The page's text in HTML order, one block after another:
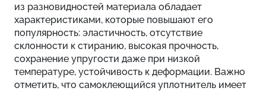
из разновидностей материала обладает
характеристиками, которые повышают его
популярность: эластичность, отсутствие
склонности к стиранию, высокая прочность,
сохранение упругости даже при низкой
температуре, устойчивость к деформации. Важно
отметить, что самоклеющийся уплотнитель имеет